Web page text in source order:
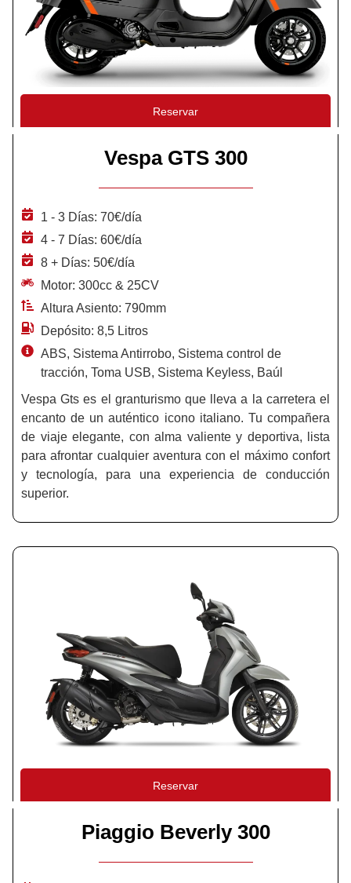
Reservar
Vespa GTS 300
1 - 3 Días: 70€/día
4 - 7 Días: 60€/día
8 + Días: 50€/día
Motor: 300cc & 25CV
Altura Asiento: 790mm
Depósito: 8,5 Litros
ABS, Sistema Antirrobo, Sistema control de
tracción, Toma USB, Sistema Keyless, Baúl
Vespa Gts es el granturismo que lleva a la carretera el
encanto de un auténtico icono italiano. Tu compañera
de viaje elegante, con alma valiente y deportiva, lista
para afrontar cualquier aventura con el máximo confort
y tecnología, para una experiencia de conducción
superior.
Reservar
Piaggio Beverly 300